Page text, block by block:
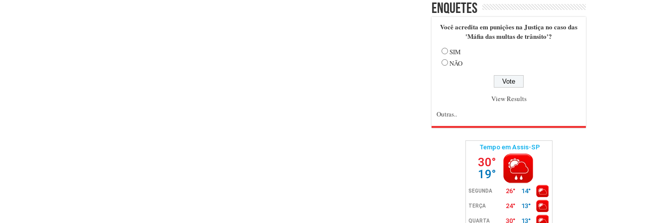
Enquetes
Você acredita em punições na Justiça no caso das
'Máfia das multas de trânsito'?
SIM
NÃO
View Results
Outras..